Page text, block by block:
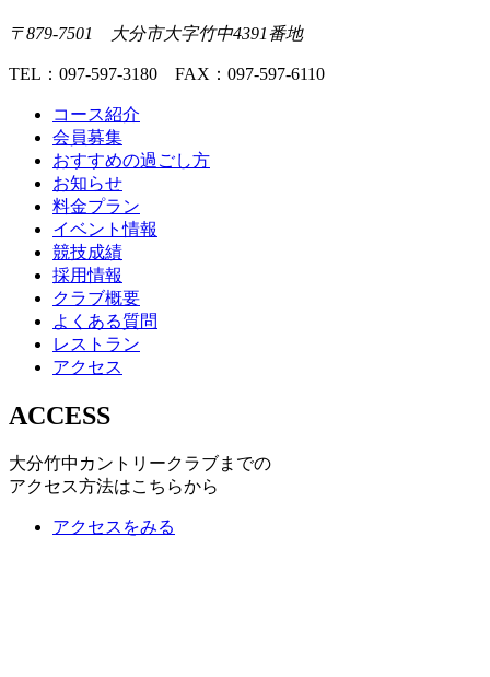
〒879-7501 大分市大字竹中4391番地
TEL：097-597-3180 FAX：097-597-6110
コース紹介
会員募集
おすすめの過ごし方
お知らせ
料金プラン
イベント情報
競技成績
採用情報
クラブ概要
よくある質問
レストラン
アクセス
ACCESS
大分竹中カントリークラブまでの
アクセス方法はこちらから
アクセスをみる